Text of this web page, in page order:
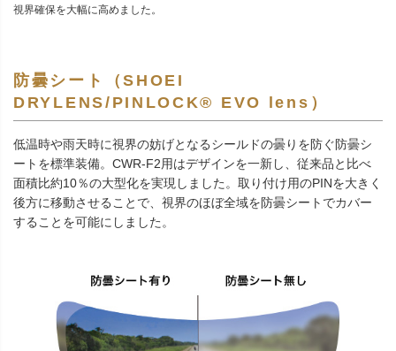
視界確保を大幅に高めました。
防曇シート（SHOEI
DRYLENS/PINLOCK® EVO lens）
低温時や雨天時に視界の妨げとなるシールドの曇りを防ぐ防曇シ
ートを標準装備。CWR-F2用はデザインを一新し、従来品と比べ
面積比約10％の大型化を実現しました。取り付け用のPINを大きく
後方に移動させることで、視界のほぼ全域を防曇シートでカバー
することを可能にしました。